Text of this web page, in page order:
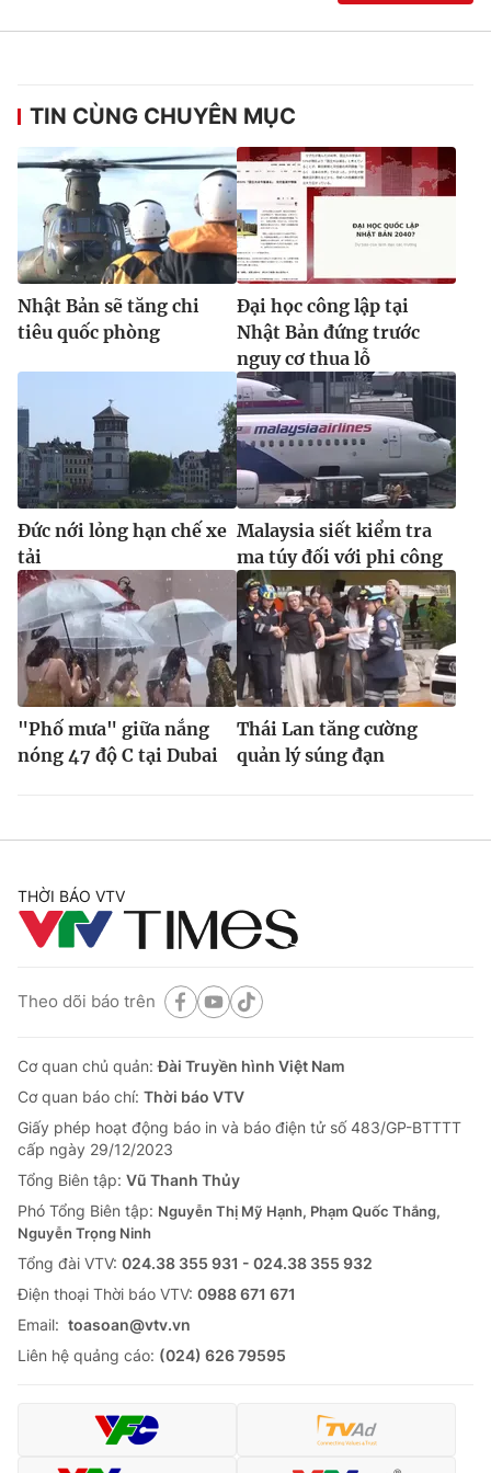
® Cấm sao chép dưới mọi hình thức nếu không có sự chấp
thuận bằng văn bản. Ghi rõ nguồn VTV.vn khi phát hành lại
thông tin từ website này.
TIN CÙNG CHUYÊN MỤC
Nhật Bản sẽ tăng chi
tiêu quốc phòng
Đại học công lập tại
Nhật Bản đứng trước
nguy cơ thua lỗ
Đức nới lỏng hạn chế xe
tải
Malaysia siết kiểm tra
ma túy đối với phi công
"Phố mưa" giữa nắng
nóng 47 độ C tại Dubai
Thái Lan tăng cường
quản lý súng đạn
THỜI BÁO VTV
Theo dõi báo trên
Cơ quan chủ quản:Đài Truyền hình Việt Nam
Cơ quan báo chí: Thời báo VTV
Giấy phép hoạt động báo in và báo điện tử số 483/GP-BTTTT
cấp ngày 29/12/2023
Tổng Biên tập: Vũ Thanh Thủy
Phó Tổng Biên tập: Nguyễn Thị Mỹ Hạnh, Phạm Quốc Thắng,
Nguyễn Trọng Ninh
Tổng đài VTV: 024.38 355 931 - 024.38 355 932
Ðiện thoại Thời báo VTV: 0988 671 671
Email: toasoan@vtv.vn
Liên hệ quảng cáo: (024) 626 79595